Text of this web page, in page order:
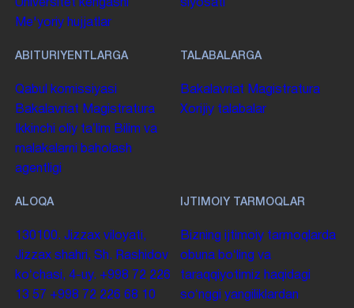
Universitet kengashi
Me'yoriy hujjatlar
siyosati
ABITURIYENTLARGA
Qabul komissiyasi
Bakalavriat Magistratura
Ikkinchi oliy taʼlim Bilim va
malakalarni baholash
agentligi
TALABALARGA
Bakalavriat Magistratura
Xorijiy talabalar
ALOQA
130100. Jizzax viloyati,
Jizzax shahri, Sh. Rashidov
koʻchasi, 4-uy. +998 72 226
13 57 +998 72 226 68 10
IJTIMOIY TARMOQLAR
Bizning ijtimoiy tarmoqlarda
obuna boʻling va
taraqqiyotimiz haqidagi
soʻnggi yangiliklardan